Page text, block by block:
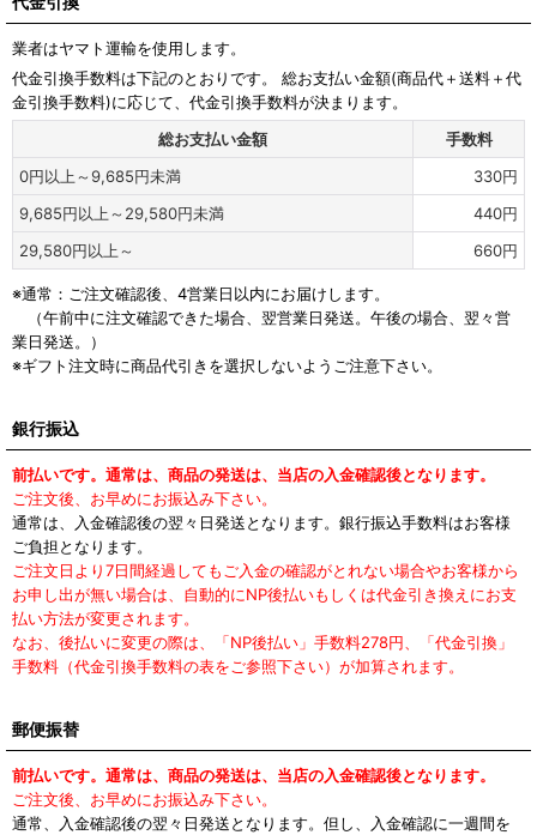
業者はヤマト運輸を使用します。
代金引換手数料は下記のとおりです。 総お支払い金額(商品代＋送料＋代
金引換手数料)に応じて、代金引換手数料が決まります。
総お支払い金額
手数料
0円以上～9,685円未満 330円
9,685円以上～29,580円未満 440円
29,580円以上～ 660円
※通常：ご注文確認後、4営業日以内にお届けします。
（午前中に注文確認できた場合、翌営業日発送。午後の場合、翌々営
業日発送。）
※ギフト注文時に商品代引きを選択しないようご注意下さい。
銀行振込
前払いです。通常は、商品の発送は、当店の入金確認後となります。
ご注文後、お早めにお振込み下さい。
通常は、入金確認後の翌々日発送となります。銀行振込手数料はお客様
ご負担となります。
ご注文日より7日間経過してもご入金の確認がとれない場合やお客様から
お申し出が無い場合は、自動的にNP後払いもしくは代金引き換えにお支
払い方法が変更されます。
なお、後払いに変更の際は、「NP後払い」手数料278円、「代金引換」
手数料（代金引換手数料の表をご参照下さい）が加算されます。
郵便振替
前払いです。通常は、商品の発送は、当店の入金確認後となります。
ご注文後、お早めにお振込み下さい。
通常、入金確認後の翌々日発送となります。但し、入金確認に一週間を